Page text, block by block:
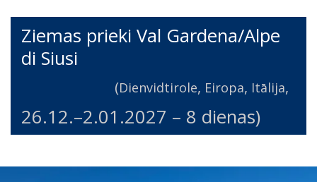
Ziemas prieki Val Gardena/Alpe
di Siusi
(Dienvidtirole, Eiropa, Itālija,
26.12.–2.01.2027 – 8 dienas)